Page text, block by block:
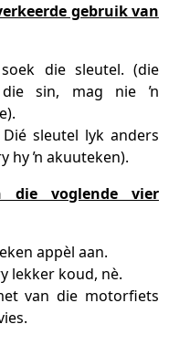
gebruik van
die sleutel. (die
die sin, mag nie ŉ
sleutel lyk anders
hy ŉ akuuteken).
die voglende vier
appèl aan.
lekker koud, nè.
van die motorfiets